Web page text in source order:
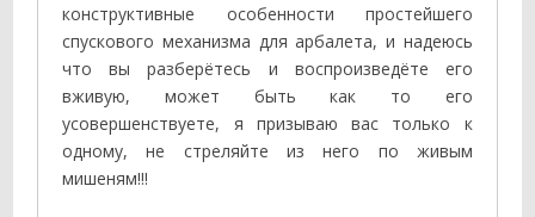
конструктивные особенности простейшего
спускового механизма для арбалета, и надеюсь
что вы разберётесь и воспроизведёте его
вживую, может быть как то его
усовершенствуете, я призываю вас только к
одному, не стреляйте из него по живым
мишеням!!!